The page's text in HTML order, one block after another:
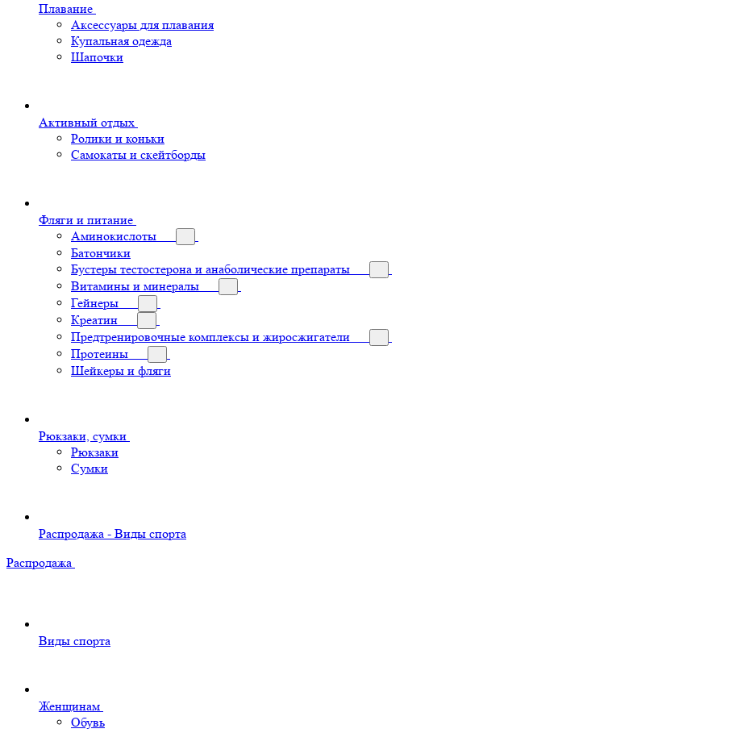
Плавание
Аксессуары для плавания
Купальная одежда
Шапочки
Активный отдых
Ролики и коньки
Самокаты и скейтборды
Фляги и питание
Аминокислоты
Батончики
Бустеры тестостерона и анаболические препараты
Витамины и минералы
Гейнеры
Креатин
Предтренировочные комплексы и жиросжигатели
Протеины
Шейкеры и фляги
Рюкзаки, сумки
Рюкзаки
Сумки
Распродажа - Виды спорта
Распродажа
Виды спорта
Женщинам
Обувь